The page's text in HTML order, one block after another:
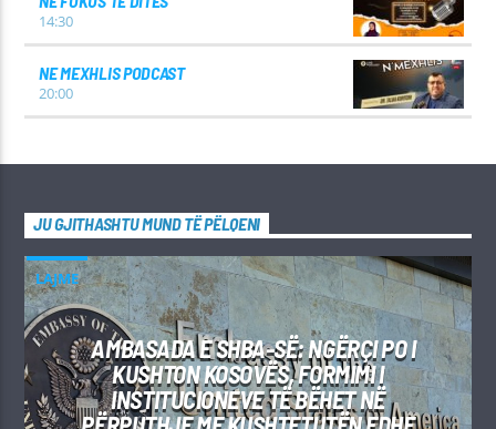
14:30
NE MEXHLIS PODCAST
20:00
JU GJITHASHTU MUND TË PËLQENI
LAJME
AMBASADA E SHBA-SË: NGËRÇI PO I
KUSHTON KOSOVËS, FORMIMI I
INSTITUCIONEVE TË BËHET NË